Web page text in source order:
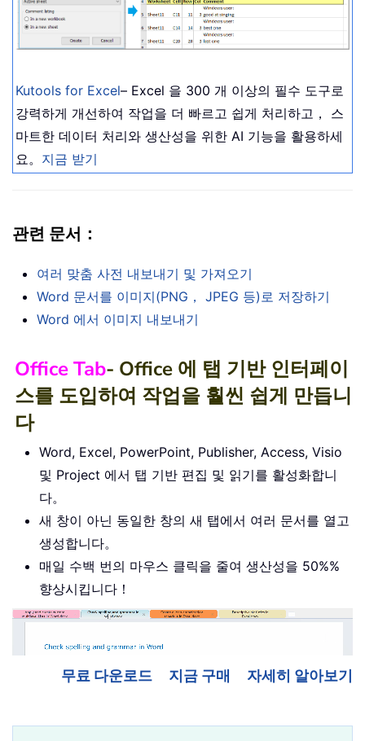
Kutools for Excel– Excel 을 300 개 이상의 필수 도구로
강력하게 개선하여 작업을 더 빠르고 쉽게 처리하고， 스
마트한 데이터 처리와 생산성을 위한 AI 기능을 활용하세
요。 지금 받기
관련 문서：
여러 맞춤 사전 내보내기 및 가져오기
Word 문서를 이미지(PNG， JPEG 등)로 저장하기
Word 에서 이미지 내보내기
Office Tab- Office 에 탭 기반 인터페이
스를 도입하여 작업을 훨씬 쉽게 만듭니
다
Word, Excel, PowerPoint, Publisher, Access, Visio
및 Project 에서 탭 기반 편집 및 읽기를 활성화합니
다。
새 창이 아닌 동일한 창의 새 탭에서 여러 문서를 열고
생성합니다。
매일 수백 번의 마우스 클릭을 줄여 생산성을 50%%
향상시킵니다！
무료 다운로드 지금 구매 자세히 알아보기